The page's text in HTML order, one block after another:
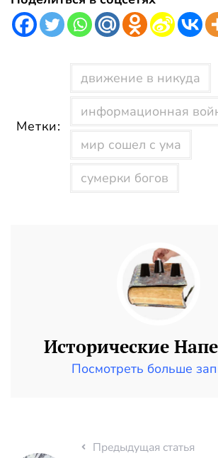
Метки:
движение в никуда
информационная
мир сошел с ума
сумерки богов
Исторические
Посмотреть больше
Предыдущая статья